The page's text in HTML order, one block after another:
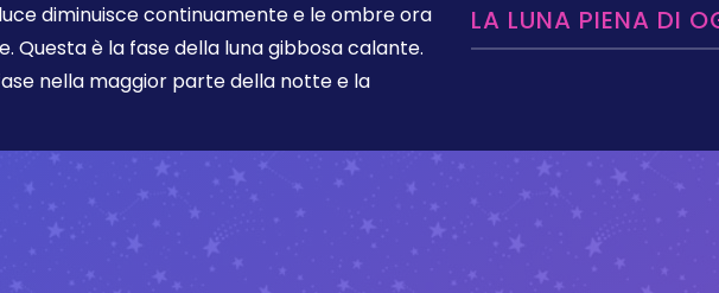
diminuisce continuamente e le ombre ora
Questa è la fase della luna gibbosa calante.
nella maggior parte della notte e la
LA LUNA PIENA DI